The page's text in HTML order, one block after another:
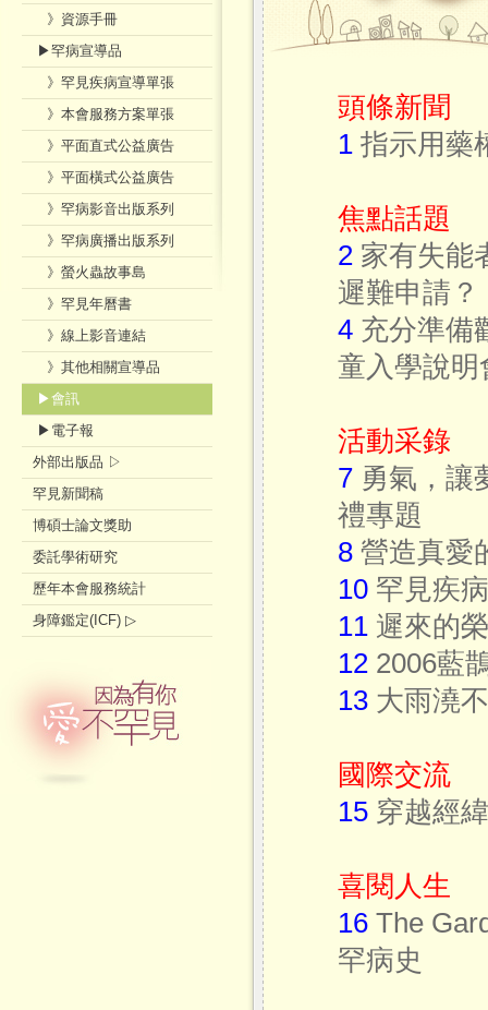
頭條新聞
1 指示用藥
焦點話題
2 家有失能
遲難申請？
4 充分準備
童入學說明
活動采錄
7 勇氣，讓
禮專題
8 營造真愛
10 罕見疾
11 遲來的
12 2006藍
13 大雨澆
國際交流
15 穿越經
喜閱人生
16 The
罕病史
》資源手冊
▶罕病宣導品
》罕見疾病宣導單張
》本會服務方案單張
》平面直式公益廣告
》平面橫式公益廣告
》罕病影音出版系列
》罕病廣播出版系列
》螢火蟲故事島
》罕見年曆書
》線上影音連結
》其他相關宣導品
▶會訊
▶電子報
外部出版品 ▷
罕見新聞稿
博碩士論文獎助
委託學術研究
歷年本會服務統計
身障鑑定(ICF) ▷